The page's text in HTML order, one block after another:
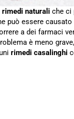
rimedi naturali che ci
può essere
a dei farmaci
è meno
rimedi casalinghi